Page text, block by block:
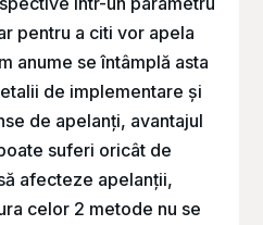
pentru a citi vor apela
anume se întâmplă asta
de implementare și
de apelanți, avantajul
suferi oricât de
afecteze apelanții,
celor 2 metode nu se